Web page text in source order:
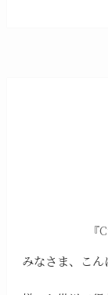
みなさま、こん